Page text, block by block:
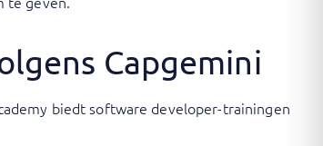
Capgemini
biedt software developer-trainingen